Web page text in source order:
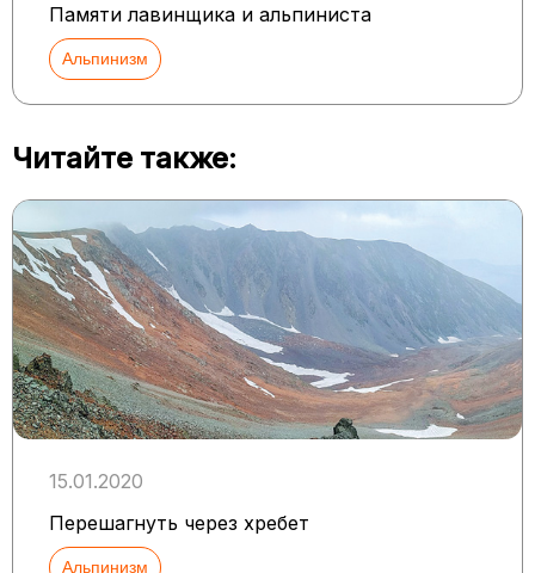
Памяти лавинщика и альпиниста
Альпинизм
Читайте также:
15.01.2020
Перешагнуть через хребет
Альпинизм